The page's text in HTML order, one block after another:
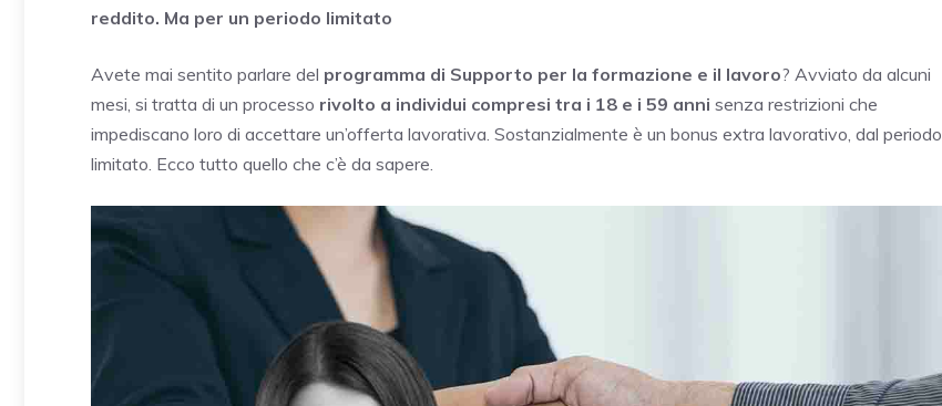
reddito. Ma per un periodo limitato
Avete mai sentito parlare del programma di Supporto per la formazione e il lavoro? Avviato da alcuni
mesi, si tratta di un processo rivolto a individui compresi tra i 18 e i 59 anni senza restrizioni che
impediscano loro di accettare un’offerta lavorativa. Sostanzialmente è un bonus extra lavorativo, dal periodo
limitato. Ecco tutto quello che c’è da sapere.